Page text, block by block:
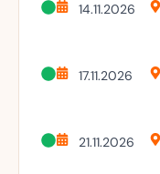
14.11.2026
17.11.2026
21.11.2026